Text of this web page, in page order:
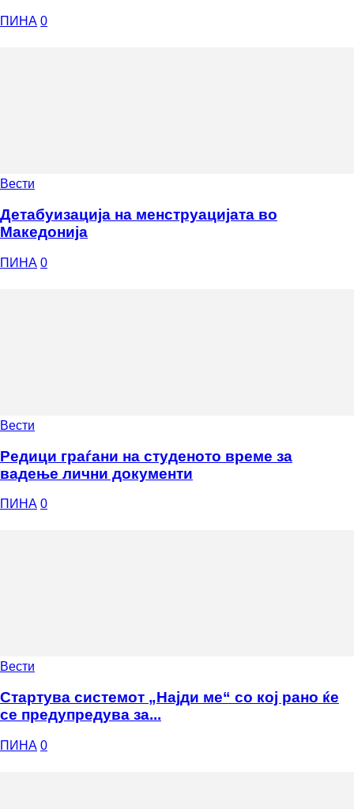
ПИНА 0
Вести
Детабуизација на менструацијата во
Македонија
ПИНА 0
Вести
Редици граѓани на студеното време за
вадење лични документи
ПИНА 0
Вести
Стартува системот „Најди ме“ со кој рано ќе
се предупредува за...
ПИНА 0